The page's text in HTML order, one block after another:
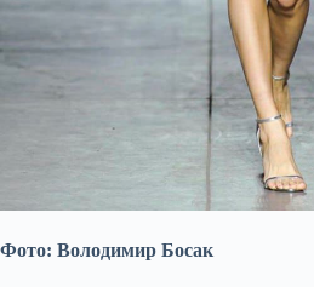
Фото: Володимир Босак